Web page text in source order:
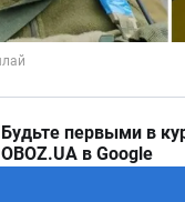
Будьте первыми в
OBOZ.UA в Google